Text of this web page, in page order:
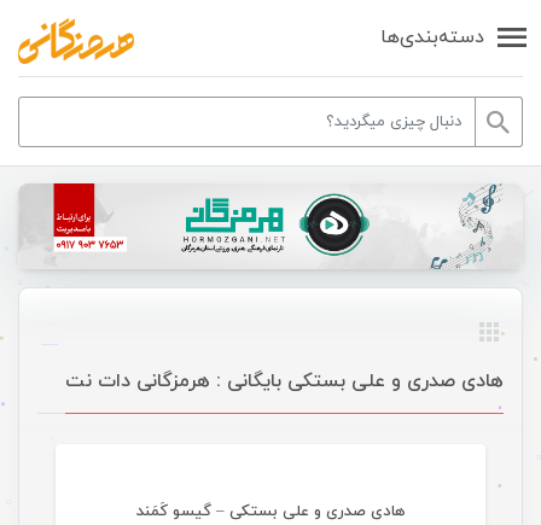
دسته‌بندی‌ها
هادی صدری و علی بستکی بایگانی : هرمزگانی دات نت
هادی صدری و علی بستکی – گیسو کَمَند